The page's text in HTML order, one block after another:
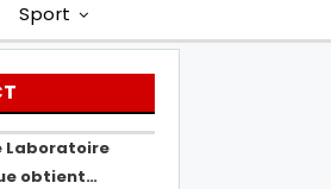
Sport
Laboratoire
obtient…